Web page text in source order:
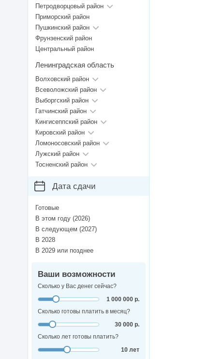
Петродворцовый район
Приморский район
Пушкинский район
Фрунзенский район
Центральный район
Ленинградская область
Волховский район
Всеволожский район
Выборгский район
Гатчинский район
Кингисеппский район
Кировский район
Ломоносовский район
Лужский район
Тосненский район
Дата сдачи
Готовые
В этом году (2026)
В следующем (2027)
В 2028
В 2029 или позднее
Ваши возможности
Сколько у Вас денег сейчас?
1 000 000 р.
Сколько готовы платить в месяц?
30 000 р.
Сколько лет готовы платить?
10 лет